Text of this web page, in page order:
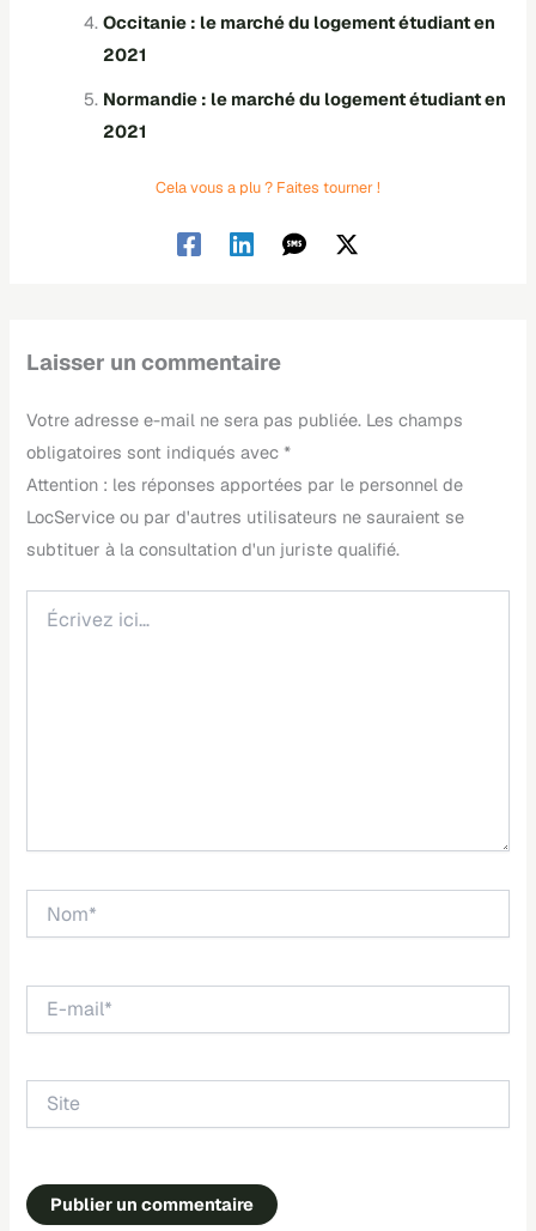
Occitanie : le marché du logement étudiant en
2021
Normandie : le marché du logement étudiant en
2021
Cela vous a plu ? Faites tourner !
Laisser un commentaire
Votre adresse e-mail ne sera pas publiée. Les champs
obligatoires sont indiqués avec *
ici…
mail*
Site